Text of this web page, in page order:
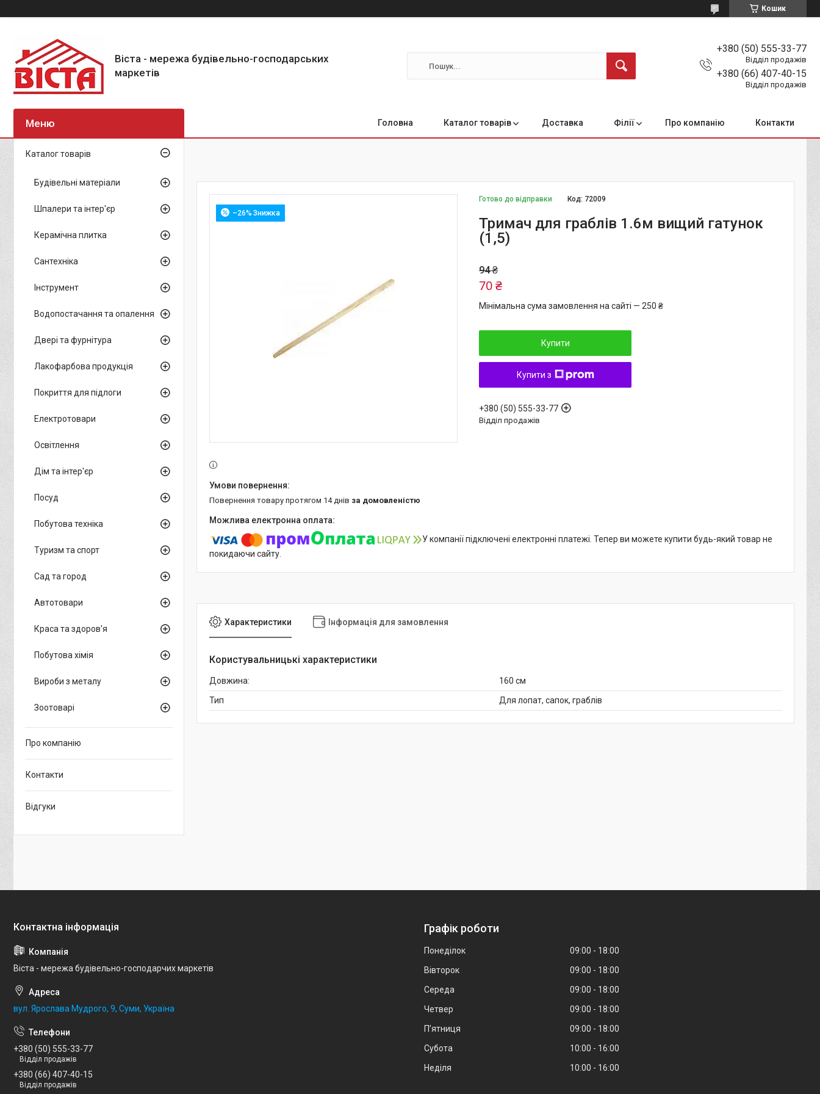
Кошик
Віста - мережа будівельно-господарських
маркетів
+380 (50) 555-33-77
Відділ продажів
+380 (66) 407-40-15
Відділ продажів
Головна Каталог товарів Доставка Філії Про компанію Контакти
–26%
Готово до відправки Код: 72009
Тримач для граблів 1.6м вищий гатунок
(1,5)
94 ₴
70 ₴
Мінімальна сума замовлення на сайті — 250 ₴
Купити
Купити з
+380 (50) 555-33-77
Відділ продажів
повернення товару протягом 14 днів за домовленістю
У компанії підключені електронні платежі. Тепер ви можете купити будь-який товар не
покидаючи сайту.
Характеристики Інформація для замовлення
Користувальницькі характеристики
Довжина:
160 см
Тип
Для лопат, сапок, граблів
Каталог товарів
Будівельні матеріали
Шпалери та інтер'єр
Керамічна плитка
Сантехніка
Інструмент
Водопостачання та опалення
Двері та фурнітура
Лакофарбова продукція
Покриття для підлоги
Електротовари
Освітлення
Дім та інтер'єр
Посуд
Побутова техніка
Туризм та спорт
Сад та город
Автотовари
Краса та здоров'я
Побутова хімія
Вироби з металу
Зоотоварі
Про компанію
Контакти
Відгуки
Віста - мережа будівельно-господарчих маркетів
вул. Ярослава Мудрого, 9, Суми, Україна
+380 (50) 555-33-77
Відділ продажів
+380 (66) 407-40-15
Відділ продажів
Графік роботи
Понеділок 09:00
18:00
Вівторок
09:00
18:00
Середа
09:00
18:00
Четвер
09:00
18:00
Пʼятниця
09:00
18:00
Субота
10:00
16:00
Неділя
10:00 16:00